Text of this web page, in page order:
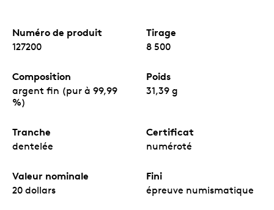
Numéro de produit
127200
Tirage
8 500
Composition
argent fin (pur à 99,99
%)
Poids
31,39 g
Tranche
dentelée
Certificat
numéroté
Valeur nominale
20 dollars
Fini
épreuve numismatique